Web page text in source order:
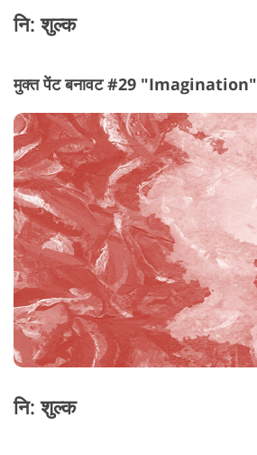
नि: शुल्क
मुक्त पेंट बनावट #29 "Imagination"
नि: शुल्क